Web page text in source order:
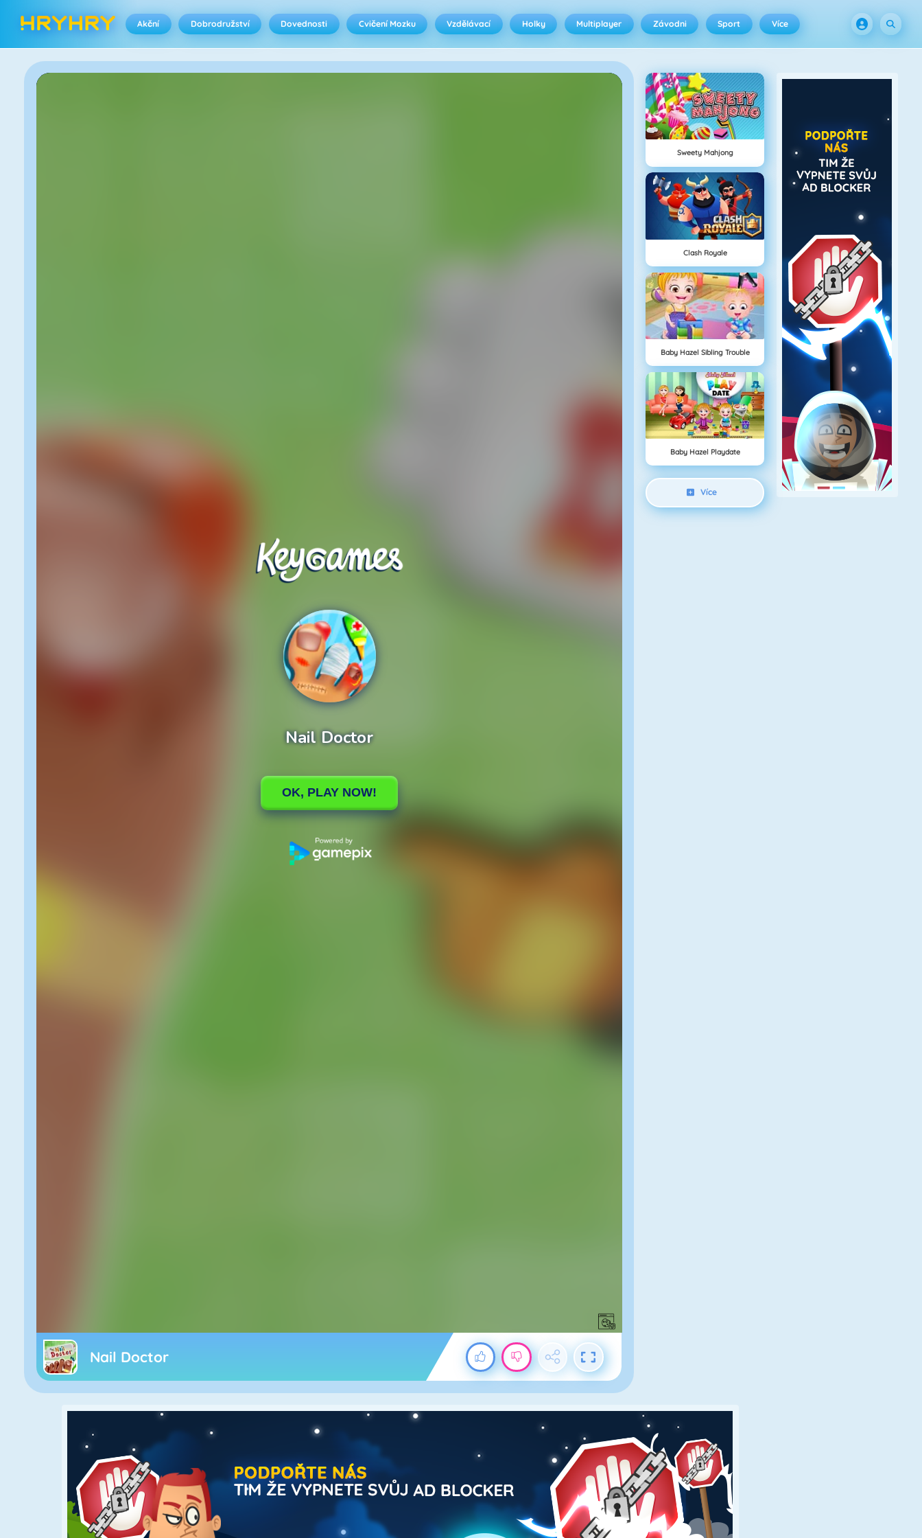
Akční Dobrodružství Dovednosti Cvičení Mozku Vzdělávací Holky Multiplayer Závodni Sport Více
Nail Doctor
Sweety Mahjong
Clash Royale
Baby Hazel Sibling Trouble
Baby Hazel Playdate
Více